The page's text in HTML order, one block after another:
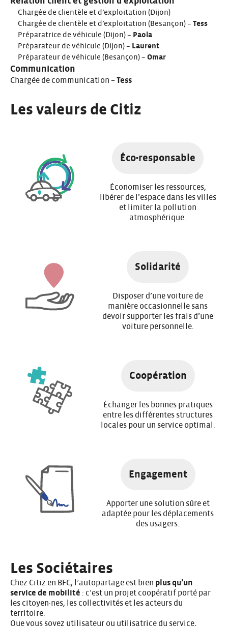
Chargée de clientèle et d’exploitation (Dijon)
Chargée de clientèle et d’exploitation (Besançon) – Tess
Préparatrice de véhicule (Dijon) – Paola
Préparateur de véhicule (Dijon) – Laurent
Préparateur de véhicule (Besançon) – Omar
Communication
Chargée de communication –Tess
Les valeurs de Citiz
Éco-responsable
Économiser les ressources,
libérer de l’espace dans les villes
et limiter la pollution
atmosphérique.
Solidarité
Disposer d’une voiture de
manière occasionnelle sans
devoir supporter les frais d’une
voiture personnelle.
Coopération
Échanger les bonnes pratiques
entre les différentes structures
locales pour un service optimal.
Engagement
Apporter une solution sûre et
adaptée pour les déplacements
des usagers.
Les Sociétaires
Chez Citiz en BFC, l’autopartage est bien plus qu’un
service de mobilité : c’est un projet coopératif porté par
les citoyen·nes, les collectivités et les acteurs du
territoire.
Que vous soyez utilisateur ou utilisatrice du service,